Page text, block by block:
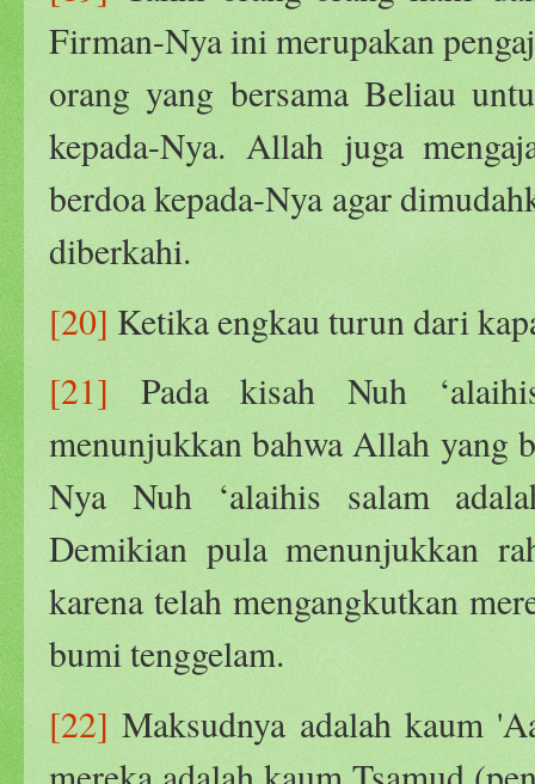
Firman-Nya ini merupakan
orang yang bersama Beliau
kepada-Nya. Allah juga
berdoa kepada-Nya agar
diberkahi.
[20] Ketika engkau turun dari
[21] Pada kisah Nuh
menunjukkan bahwa Allah yang
Nya Nuh ‘alaihis salam
Demikian pula menunjukkan
karena telah mengangkutkan
bumi tenggelam.
[22] Maksudnya adalah kaum